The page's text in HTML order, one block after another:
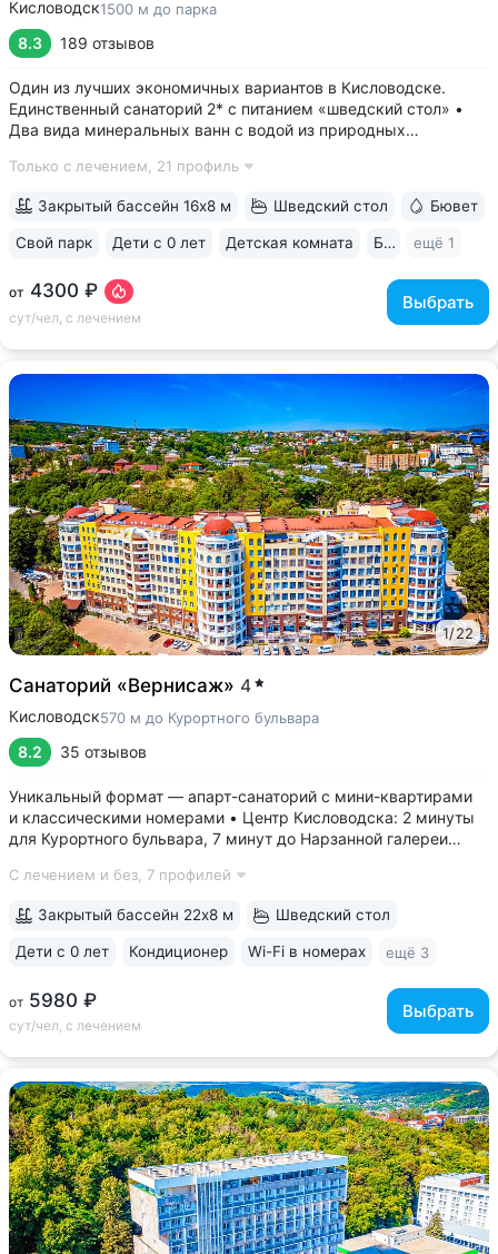
Кисловодск1500 м до парка
8.3 189 отзывов
Один из лучших экономичных вариантов в Кисловодске.
Единственный санаторий 2* с питанием «шведский стол» •
Два вида минеральных ванн с водой из природных
Свой бювет с минеральной водой двух курортов:
Только с лечением, 21 профиль
от 4300 ₽
сут/чел, с лечением
Выбрать
Закрытый бассейн 16х8 м Шведский стол Бювет
Свой парк Дети с 0 лет Детская комната Бильярд ещё 1
1/22
Санаторий «Вернисаж» 4
Кисловодск570 м до Курортного бульвара
8.2 35 отзывов
Уникальный формат — апарт-санаторий с мини-квартирами
и классическими номерами • Центр Кисловодска: 2 минуты
для Курортного бульвара, 7 минут до Нарзанной галереи
рынок, где можно купить вкусные фрукты, мед, сыры,
С лечением и без, 7 профилей
от 5980 ₽
сут/чел, с лечением
Выбрать
Закрытый бассейн 22х8 м Шведский стол
Дети с 0 лет Кондиционер Wi-Fi в номерах ещё 3